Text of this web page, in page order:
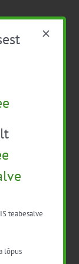
ja
noortele
teabesalve
lõpus